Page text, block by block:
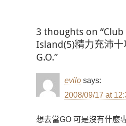
3 thoughts on
Island(5)精力充沛十
G.O.”
evilo says:
2008/09/17 at
想去當GO 可是沒有什麼